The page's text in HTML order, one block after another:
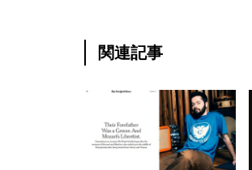
関連記事